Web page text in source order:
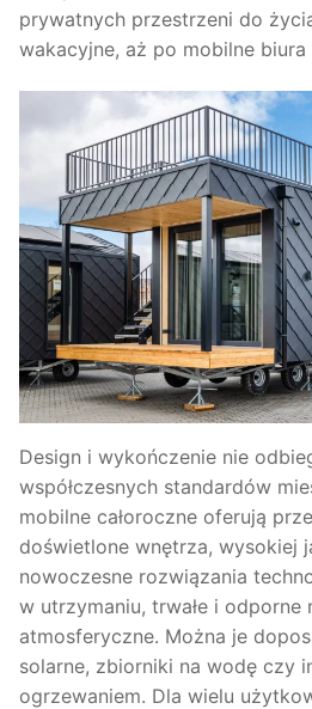
prywatnych przestrzeni do
wakacyjne, aż po mobilne biura
Design i wykończenie nie
współczesnych standardów
mobilne całoroczne oferują
doświetlone wnętrza, wysokiej
nowoczesne rozwiązania
w utrzymaniu, trwałe i odporne
atmosferyczne. Można je
solarne, zbiorniki na wodę czy
ogrzewaniem. Dla wielu